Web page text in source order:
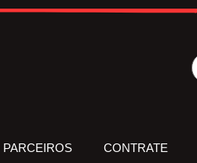
PARCEIROS CONTRATE